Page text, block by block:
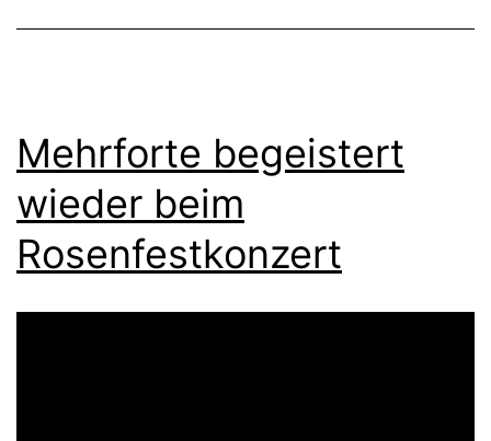
Mehrforte begeistert
wieder beim
Rosenfestkonzert